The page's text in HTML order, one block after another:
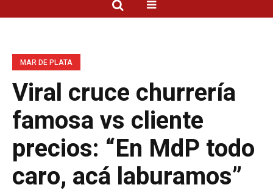
MAR DE PLATA
Viral cruce churrería
famosa vs cliente
precios: “En MdP todo
caro, acá laburamos”